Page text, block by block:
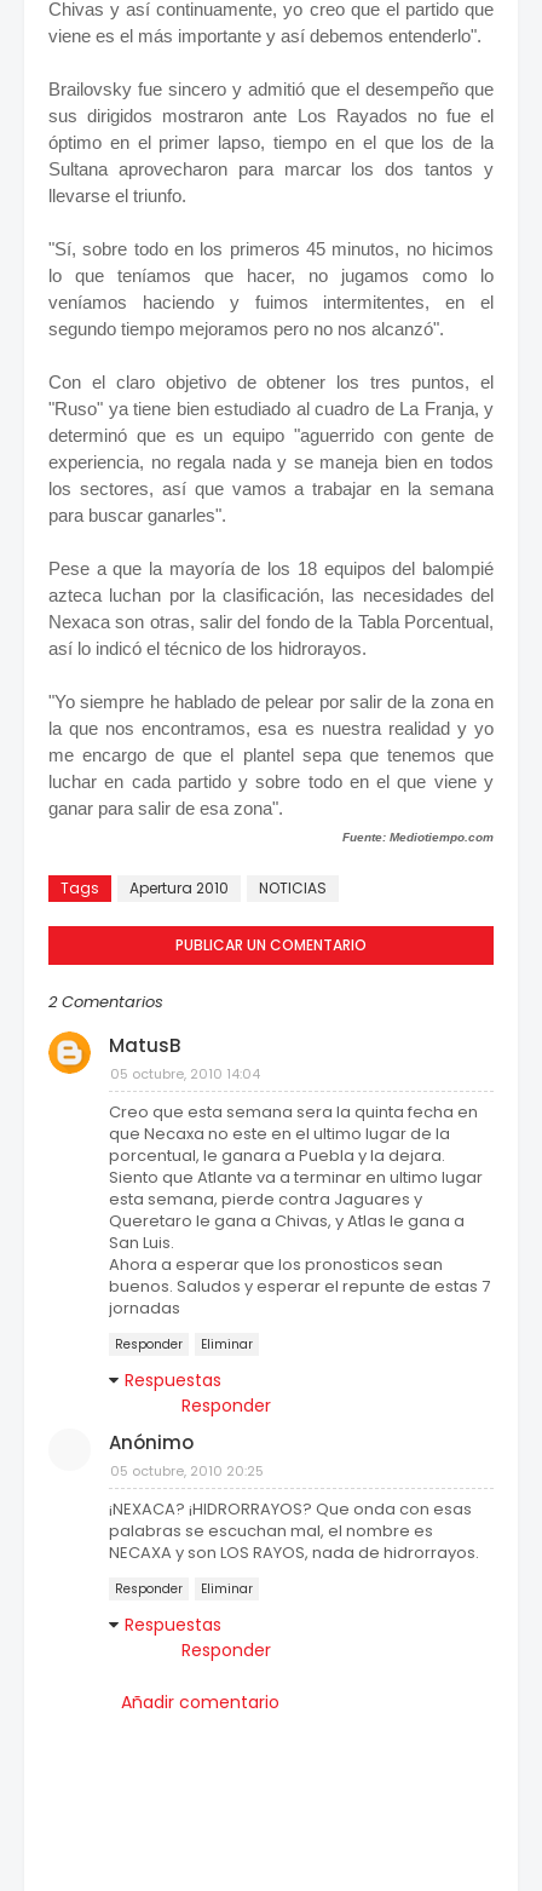
Chivas y así continuamente, yo creo que el partido que
viene es el más importante y así debemos entenderlo".
Brailovsky fue sincero y admitió que el desempeño que
sus dirigidos mostraron ante Los Rayados no fue el
óptimo en el primer lapso, tiempo en el que los de la
Sultana aprovecharon para marcar los dos tantos y
llevarse el triunfo.
"Sí, sobre todo en los primeros 45 minutos, no hicimos
lo que teníamos que hacer, no jugamos como lo
veníamos haciendo y fuimos intermitentes, en el
segundo tiempo mejoramos pero no nos alcanzó".
Con el claro objetivo de obtener los tres puntos, el
"Ruso" ya tiene bien estudiado al cuadro de La Franja, y
determinó que es un equipo "aguerrido con gente de
experiencia, no regala nada y se maneja bien en todos
los sectores, así que vamos a trabajar en la semana
para buscar ganarles".
Pese a que la mayoría de los 18 equipos del balompié
azteca luchan por la clasificación, las necesidades del
Nexaca son otras, salir del fondo de la Tabla Porcentual,
así lo indicó el técnico de los hidrorayos.
"Yo siempre he hablado de pelear por salir de la zona en
la que nos encontramos, esa es nuestra realidad y yo
me encargo de que el plantel sepa que tenemos que
luchar en cada partido y sobre todo en el que viene y
ganar para salir de esa zona".
Fuente: Mediotiempo.com
Tags Apertura 2010 NOTICIAS
PUBLICAR UN COMENTARIO
2 Comentarios
MatusB
05 octubre, 2010 14:04
Creo que esta semana sera la quinta fecha en
que Necaxa no este en el ultimo lugar de la
porcentual, le ganara a Puebla y la dejara.
Siento que Atlante va a terminar en ultimo lugar
esta semana, pierde contra Jaguares y
Queretaro le gana a Chivas, y Atlas le gana a
San Luis.
Ahora a esperar que los pronosticos sean
buenos. Saludos y esperar el repunte de estas 7
jornadas
Responder Eliminar
Respuestas
Responder
Anónimo
05 octubre, 2010 20:25
¡NEXACA? ¡HIDRORRAYOS? Que onda con esas
palabras se escuchan mal, el nombre es
NECAXA y son LOS RAYOS, nada de hidrorrayos.
Responder Eliminar
Respuestas
Responder
Añadir comentario